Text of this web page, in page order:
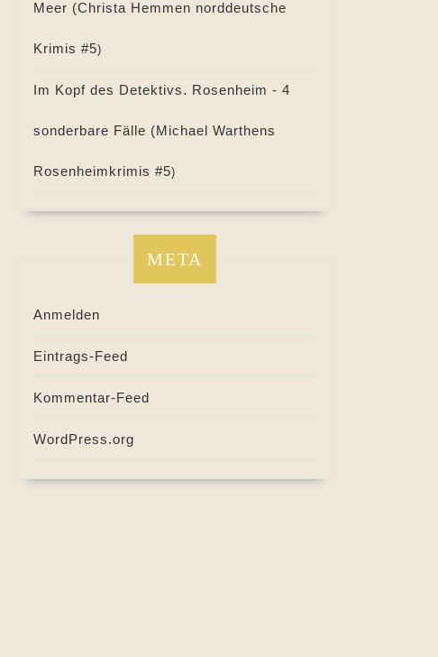
Meer (Christa Hemmen norddeutsche
Krimis #5)
Im Kopf des Detektivs. Rosenheim - 4
sonderbare Fälle (Michael Warthens
Rosenheimkrimis #5)
META
Anmelden
Eintrags-Feed
Kommentar-Feed
WordPress.org